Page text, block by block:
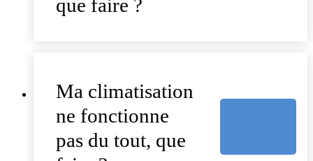
que faire ?
Ma climatisation
ne fonctionne
pas du tout, que